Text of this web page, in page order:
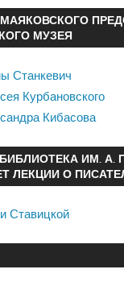
МУЗЕЯ
Станкевич
Курбановского
Кибасова
ИМ. А.
ЛЕКЦИИ О
Ставицкой